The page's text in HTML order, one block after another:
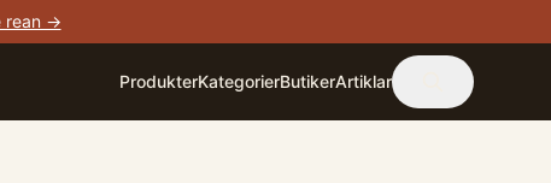
rean →
ProdukterKategorierButikerArtiklar